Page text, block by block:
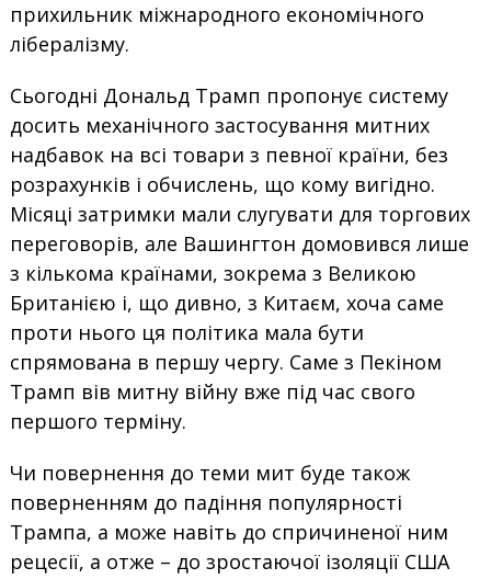
прихильник міжнародного економічного
лібералізму.
Сьогодні Дональд Трамп пропонує систему
досить механічного застосування митних
надбавок на всі товари з певної країни, без
розрахунків і обчислень, що кому вигідно.
Місяці затримки мали слугувати для торгових
переговорів, але Вашингтон домовився лише
з кількома країнами, зокрема з Великою
Британією і, що дивно, з Китаєм, хоча саме
проти нього ця політика мала бути
спрямована в першу чергу. Саме з Пекіном
Трамп вів митну війну вже під час свого
першого терміну.
Чи повернення до теми мит буде також
поверненням до падіння популярності
Трампа, а може навіть до спричиненої ним
рецесії, а отже – до зростаючої ізоляції США